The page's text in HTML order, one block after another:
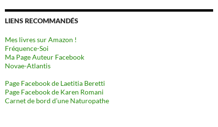
LIENS RECOMMANDÉS
Mes livres sur Amazon !
Fréquence-Soi
Ma Page Auteur Facebook
Novae-Atlantis
Page Facebook de Laetitia Beretti
Page Facebook de Karen Romani
Carnet de bord d’une Naturopathe